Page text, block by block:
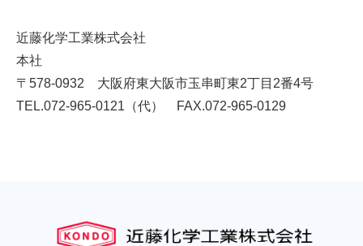
近藤化学工業株式会社
本社
〒578-0932 大阪府東大阪市玉串町東2丁目2番4号
TEL.072-965-0121（代）
FAX.072-965-0129